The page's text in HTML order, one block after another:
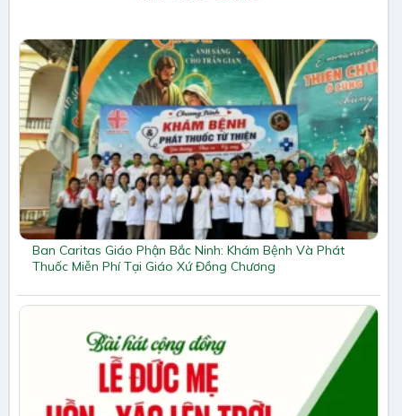
Ban Caritas Giáo Phận Bắc Ninh: Khám Bệnh Và Phát
Thuốc Miễn Phí Tại Giáo Xứ Đồng Chương